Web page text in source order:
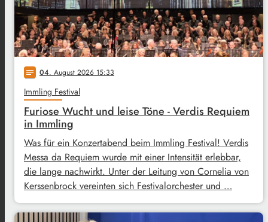
notes 04. August 2026 15:33
Immling Festival
Furiose Wucht und leise Töne - Verdis Requiem
in Immling
Was für ein Konzertabend beim Immling Festival! Verdis
Messa da Requiem wurde mit einer Intensität erlebbar,
die lange nachwirkt. Unter der Leitung von Cornelia von
Kerssenbrock vereinten sich Festivalorchester und …